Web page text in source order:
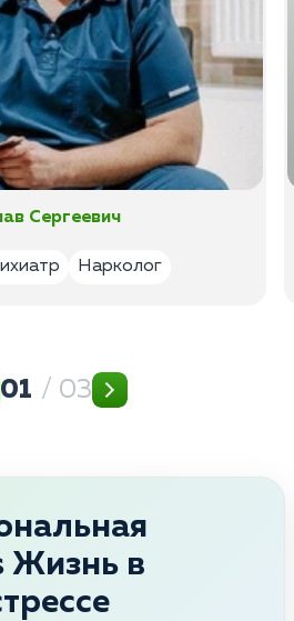
Сергеевич
Нарколог
01 / 03
Жизнь в